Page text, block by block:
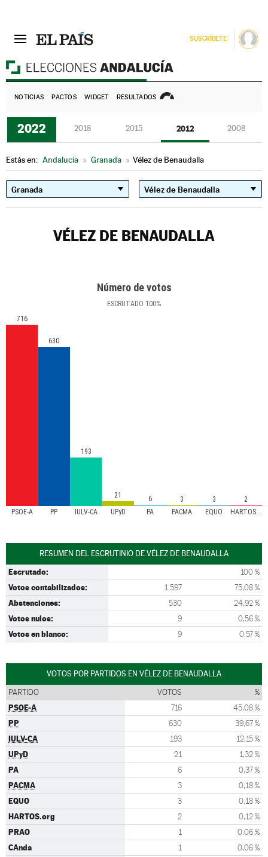
SUSCRÍBETE
NOTICIAS PACTOS WIDGET RESULTADOS
2022 2018 2015 2012 2008
Estás en: Andalucía » Granada » Vélez de Benaudalla
VÉLEZ DE BENAUDALLA
Número de votos
ESCRUTADO 100%
PSOE-A PP IULV-CA UPyD PA PACMA EQUO HARTOS.org
716
630
193
21 6 3 3 2
RESUMEN DEL ESCRUTINIO DE VÉLEZ DE BENAUDALLA
Escrutado: 100 %
Votos contabilizados: 1.597 75,08 %
Abstenciones: 530 24,92 %
Votos nulos: 9 0,56 %
Votos en blanco: 9 0,57 %
VOTOS POR PARTIDOS EN VÉLEZ DE BENAUDALLA
PARTIDO VOTOS %
PSOE-A 716 45,08 %
PP 630 39,67 %
IULV-CA 193 12,15 %
UPyD 21 1,32 %
PA 6 0,37 %
PACMA 3 0,18 %
EQUO 3 0,18 %
HARTOS.org 2 0,12 %
PRAO 1 0,06 %
CAnda 1 0,06 %